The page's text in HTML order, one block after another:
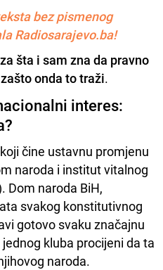
bez pismenog
Radiosarajevo.ba!
šta i sam zna da pravno
onda to traži.
interes:
čine ustavnu promjenu
naroda i institut vitalnog
Dom naroda BiH,
svakog konstitutivnog
gotovo svaku značajnu
kluba procijeni da ta
naroda.